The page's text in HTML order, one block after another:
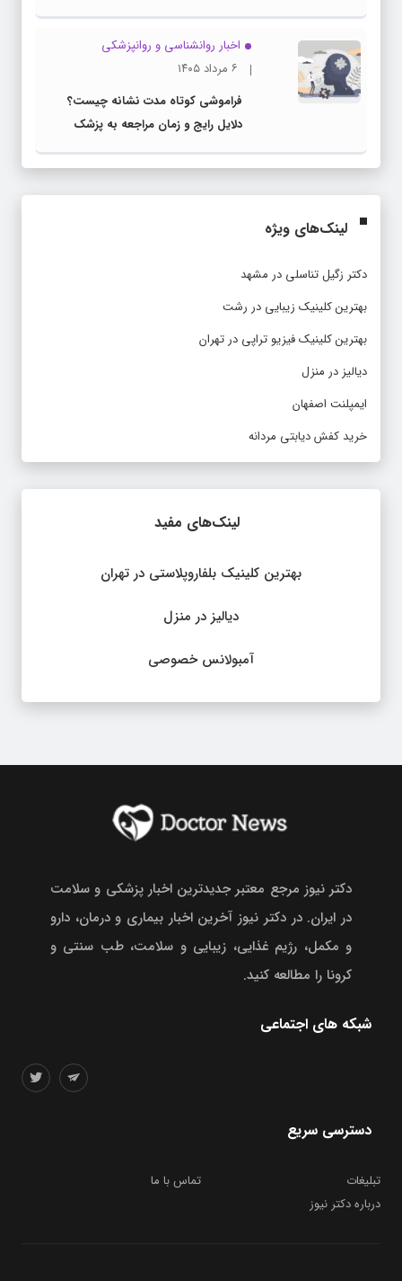
اخبار روانشناسی و روانپزشكی
۶ مرداد ۱۴۰۵
فراموشی کوتاه مدت نشانه چیست؟
دلایل رایج و زمان مراجعه به پزشک
لینک‌های ویژه
دکتر زگیل تناسلی در مشهد
بهترین کلینیک زیبایی در رشت
بهترین کلینیک فیزیو تراپی در تهران
دیالیز در منزل
ایمپلنت اصفهان
خرید کفش دیابتی مردانه
لینک‌های مفید
بهترین کلینیک بلفاروپلاستی در تهران
دیالیز در منزل
آمبولانس خصوصی
دکتر نیوز مرجع معتبر جدیدترین اخبار پزشکی و سلامت
در ایران. در دکتر نیوز آخرین اخبار بیماری و درمان، دارو
و مکمل، رژیم غذایی، زیبایی و سلامت، طب سنتی و
کرونا را مطالعه کنید.
شبکه های اجتماعی
دسترسی سریع
تبلیغات
تماس با ما
درباره دکتر نیوز